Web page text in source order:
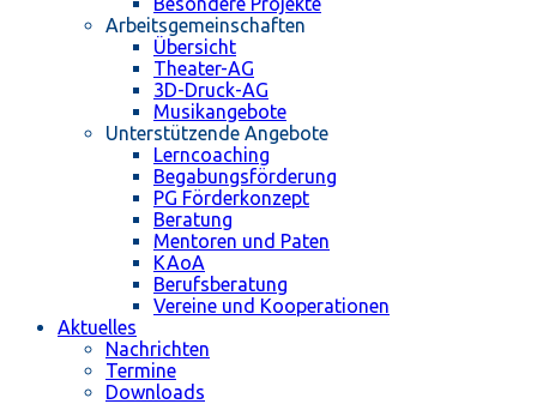
Arbeitsgemeinschaften
Übersicht
Theater-AG
3D-Druck-AG
Musikangebote
Unterstützende Angebote
Lerncoaching
Begabungsförderung
PG Förderkonzept
Beratung
Mentoren und Paten
KAoA
Berufsberatung
Vereine und Kooperationen
Aktuelles
Nachrichten
Termine
Downloads